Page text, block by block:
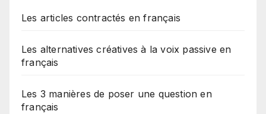
Les articles contractés en français
Les alternatives créatives à la voix passive en
français
Les 3 manières de poser une question en
français